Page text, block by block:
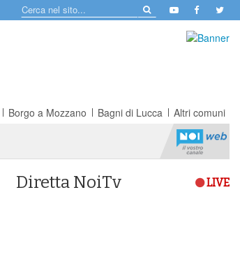
Borgo a Mozzano Bagni di Lucca Altri comuni
Diretta NoiTv LIVE